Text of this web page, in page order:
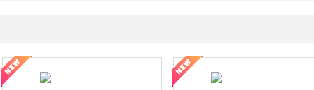
貴金属の無料査定